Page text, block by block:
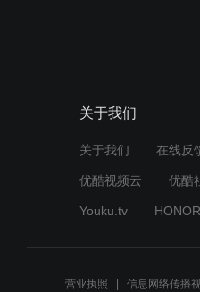
关于我们
关于我们 在线反
优酷视频云 优酷
Youku.tv
营业执照 信息网络传播